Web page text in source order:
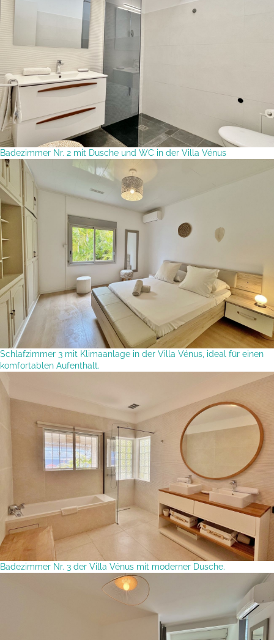
Badezimmer Nr. 2 mit Dusche und WC in der Villa Vénus
Schlafzimmer 3 mit Klimaanlage in der Villa Vénus, ideal für einen
komfortablen Aufenthalt.
Badezimmer Nr. 3 der Villa Vénus mit moderner Dusche.